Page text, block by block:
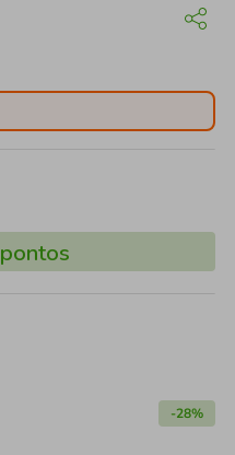
pontos
-28%